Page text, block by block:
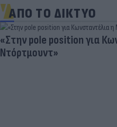
ΑΠΟ ΤΟ ΔΙΚΤΥΟ
«Στην pole position για
Ντόρτμουντ»